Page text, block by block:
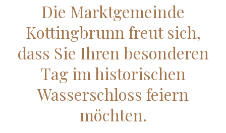
Die Marktgemeinde
Kottingbrunn freut sich,
dass Sie Ihren besonderen
Tag im historischen
Wasserschloss feiern
möchten.